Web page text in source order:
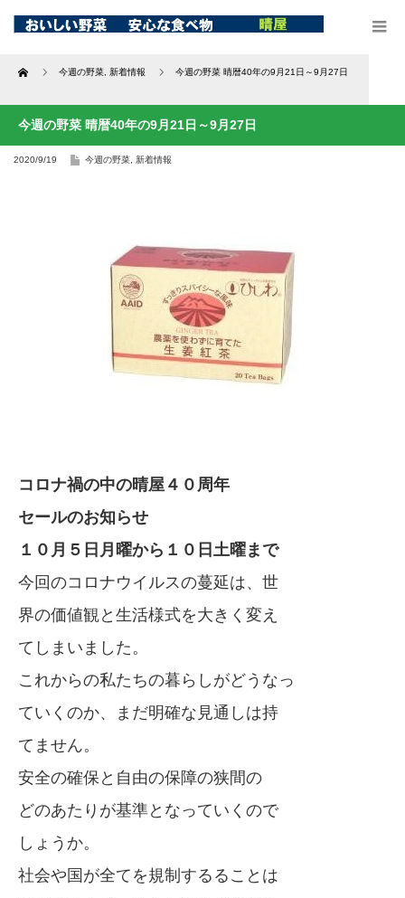
Home 今週の野菜 新着情報 今週の野菜 晴暦40年の9月21日～9月27日
今週の野菜 晴暦40年の9月21日～9月27日
2020/9/19 今週の野菜 新着情報
コロナ禍の中の晴屋４０周年
セールのお知らせ
１０月５日月曜から１０日土曜まで
今回のコロナウイルスの蔓延は、世
界の価値観と生活様式を大きく変え
てしまいました。
これからの私たちの暮らしがどうなっ
ていくのか、まだ明確な見通しは持
てません。
安全の確保と自由の保障の狭間の
どのあたりが基準となっていくので
しょうか。
社会や国が全てを規制するることは